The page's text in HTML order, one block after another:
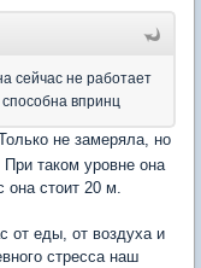
сейчас не работает
впринц
не замеряла, но
таком уровне она
стоит 20 м.
от еды, от воздуха и
стресса наш